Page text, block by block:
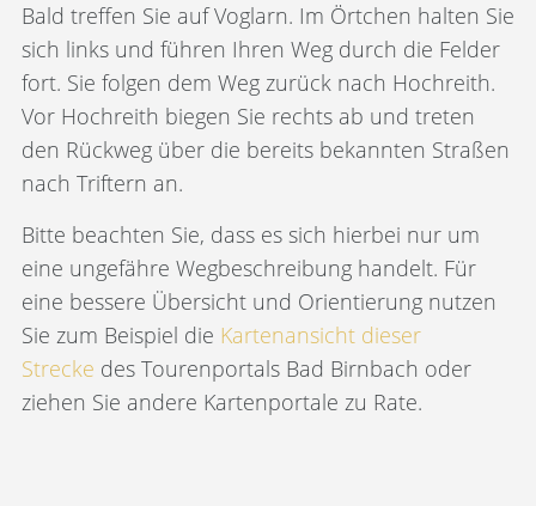
Bald treffen Sie auf Voglarn. Im Örtchen halten Sie
sich links und führen Ihren Weg durch die Felder
fort. Sie folgen dem Weg zurück nach Hochreith.
Vor Hochreith biegen Sie rechts ab und treten
den Rückweg über die bereits bekannten Straßen
nach Triftern an.
Bitte beachten Sie, dass es sich hierbei nur um
eine ungefähre Wegbeschreibung handelt. Für
eine bessere Übersicht und Orientierung nutzen
Sie zum Beispiel die Kartenansicht dieser
Strecke des Tourenportals Bad Birnbach oder
ziehen Sie andere Kartenportale zu Rate.